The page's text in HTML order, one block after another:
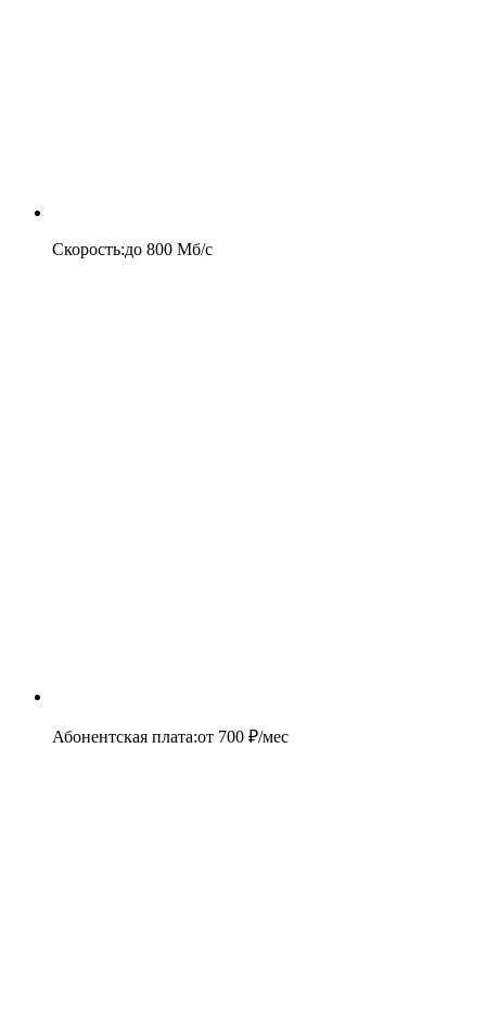
Скорость:до 800 Мб/c
Абонентская плата:от 700 ₽/мес